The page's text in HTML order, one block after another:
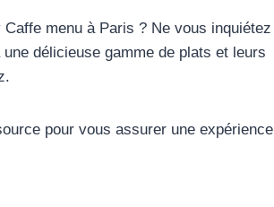
menu à Paris ? Ne vous inquiétez
délicieuse gamme de plats et leurs
pour vous assurer une expérience